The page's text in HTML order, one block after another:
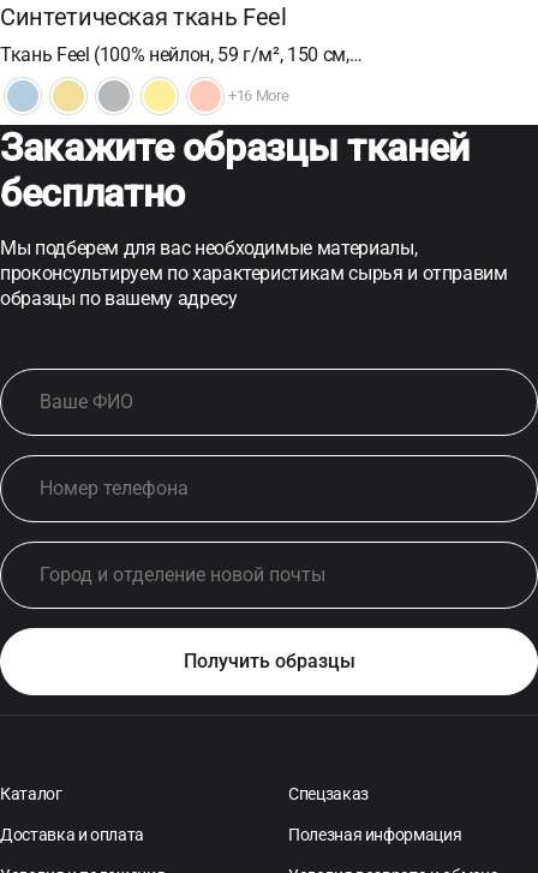
Синтетическая ткань Feel
Ткань Feel (100% нейлон, 59 г/м², 150 см,…
+16 More
Закажите образцы тканей
бесплатно
Мы подберем для вас необходимые материалы,
проконсультируем по характеристикам сырья и отправим
образцы по вашему адресу
Каталог Спецзаказ
Доставка и оплата Полезная информация